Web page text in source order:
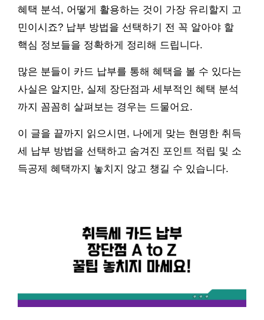
혜택 분석, 어떻게 활용하는 것이 가장 유리할지 고
민이시죠? 납부 방법을 선택하기 전 꼭 알아야 할
핵심 정보들을 정확하게 정리해 드립니다.
많은 분들이 카드 납부를 통해 혜택을 볼 수 있다는
사실은 알지만, 실제 장단점과 세부적인 혜택 분석
까지 꼼꼼히 살펴보는 경우는 드물어요.
이 글을 끝까지 읽으시면, 나에게 맞는 현명한 취득
세 납부 방법을 선택하고 숨겨진 포인트 적립 및 소
득공제 혜택까지 놓치지 않고 챙길 수 있습니다.